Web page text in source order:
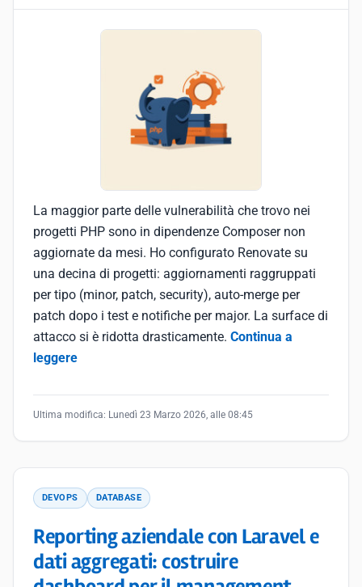
La maggior parte delle vulnerabilità che trovo nei
progetti PHP sono in dipendenze Composer non
aggiornate da mesi. Ho configurato Renovate su
una decina di progetti: aggiornamenti raggruppati
per tipo (minor, patch, security), auto-merge per
patch dopo i test e notifiche per major. La surface di
attacco si è ridotta drasticamente. Continua a
leggere
Ultima modifica: Lunedì 23 Marzo 2026, alle 08:45
DEVOPS DATABASE
Reporting aziendale con Laravel e
dati aggregati: costruire